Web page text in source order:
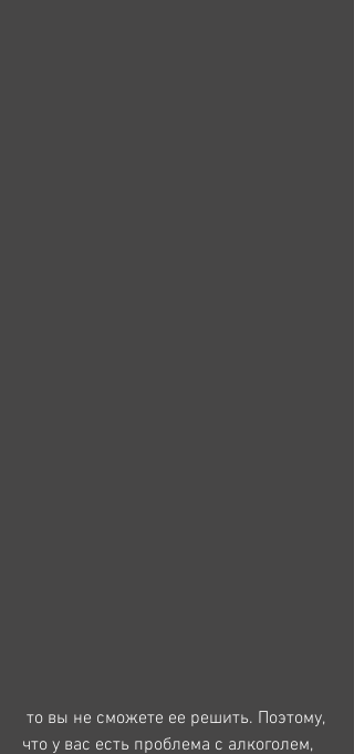
что у вас есть проблема с алкоголем,